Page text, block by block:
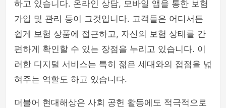
하고 있습니다. 온라인 상담, 모바일 앱을 통한 보험
가입 및 관리 등이 그것입니다. 고객들은 어디서든
쉽게 보험 상품에 접근하고, 자신의 보험 상태를 간
편하게 확인할 수 있는 장점을 누리고 있습니다. 이
러한 디지털 서비스는 특히 젊은 세대와의 접점을 넓
혀주는 역할도 하고 있습니다.
더불어 현대해상은 사회 공헌 활동에도 적극적으로